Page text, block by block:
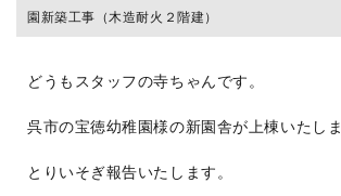
園新築工事（木造耐火２階建）
どうもスタッフの寺ちゃんです。
呉市の宝徳幼稚園様の新園舎が上棟いたしま
とりいそぎ報告いたします。